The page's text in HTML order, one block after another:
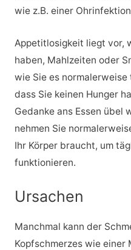
wie z.B. einer
Appetitlosigkeit liegt vor,
haben, Mahlzeiten oder
wie Sie es normalerweise
dass Sie keinen Hunger
Gedanke ans Essen übel
nehmen Sie
Ihr Körper braucht, um
funktionieren.
Ursachen
Manchmal kann der
Kopfschmerzes wie einer